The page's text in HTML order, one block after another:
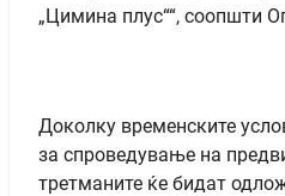
„Цимина плус““, соопшти
Доколку временските
за спроведување на
третманите ќе бидат